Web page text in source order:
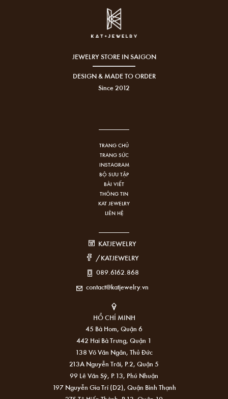
JEWELRY STORE IN SAIGON
DESIGN & MADE TO ORDER
Since 2012
TRANG CHỦ
TRANG SỨC
INSTAGRAM
BỘ SƯU TẬP
BÀI VIẾT
THÔNG TIN
KAT JEWELRY
LIÊN HỆ
KATJEWELRY
/KATJEWELRY
089.6162.868
contact@katjewelry.vn
HỒ CHÍ MINH
45 Bà Hom, Quận 6
442 Hai Bà Trưng, Quận 1
138 Võ Văn Ngân, Thủ Đức
213A Nguyễn Trãi, P.2, Quận 5
99 Lê Văn Sỹ, P.13, Phú Nhuận
197 Nguyễn Gia Trí (D2), Quận Bình Thạnh